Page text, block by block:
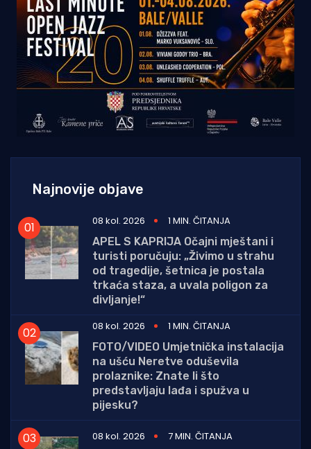
Najnovije objave
08 kol. 2026
1 MIN. ČITANJA
APEL S KAPRIJA Očajni mještani i
turisti poručuju: „Živimo u strahu
od tragedije, šetnica je postala
trkaća staza, a uvala poligon za
divljanje!“
08 kol. 2026
1 MIN. ČITANJA
FOTO/VIDEO Umjetnička instalacija
na ušću Neretve oduševila
prolaznike: Znate li što
predstavljaju lađa i spužva u
pijesku?
08 kol. 2026
7 MIN. ČITANJA